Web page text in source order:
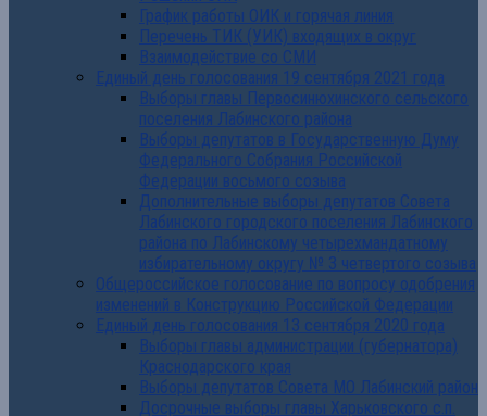
График работы ОИК и горячая линия
Перечень ТИК (УИК) входящих в округ
Взаимодействие со СМИ
Единый день голосования 19 сентября 2021 года
Выборы главы Первосинюхинского сельского
поселения Лабинского района
Выборы депутатов в Государственную Думу
Федерального Собрания Российской
Федерации восьмого созыва
Дополнительные выборы депутатов Совета
Лабинского городского поселения Лабинского
района по Лабинскому четырехмандатному
избирательному округу № 3 четвертого созыва
Общероссийское голосование по вопросу одобрения
изменений в Конструкцию Российской Федерации
Единый день голосования 13 сентября 2020 года
Выборы главы администрации (губернатора)
Краснодарского края
Выборы депутатов Совета МО Лабинский район
Досрочные выборы главы Харьковского с.п.